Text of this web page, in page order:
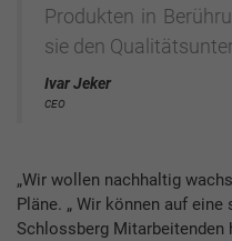
Produkten in
sie den
Ivar Jeker
CEO
„Wir wollen nachhaltig
Pläne. „ Wir können auf
Schlossberg Mitarbeitenden